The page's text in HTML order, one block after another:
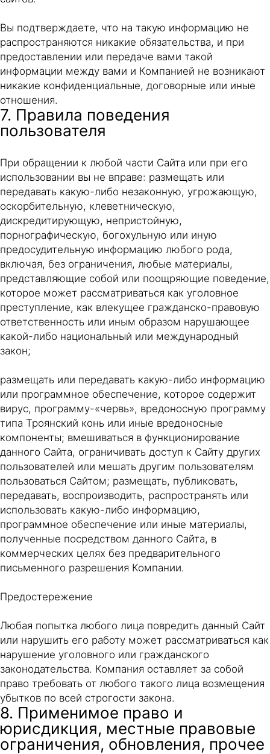
Вы подтверждаете, что на такую информацию не
распространяются никакие обязательства, и при
предоставлении или передаче вами такой
информации между вами и Компанией не возникают
никакие конфиденциальные, договорные или иные
отношения.
7. Правила поведения
пользователя
При обращении к любой части Сайта или при его
использовании вы не вправе: размещать или
передавать какую-либо незаконную, угрожающую,
оскорбительную, клеветническую,
дискредитирующую, непристойную,
порнографическую, богохульную или иную
предосудительную информацию любого рода,
включая, без ограничения, любые материалы,
представляющие собой или поощряющие поведение,
которое может рассматриваться как уголовное
преступление, как влекущее гражданско-правовую
ответственность или иным образом нарушающее
какой-либо национальный или международный
закон;
размещать или передавать какую-либо информацию
или программное обеспечение, которое содержит
вирус, программу-«червь», вредоносную программу
типа Троянский конь или иные вредоносные
компоненты; вмешиваться в функционирование
данного Сайта, ограничивать доступ к Сайту других
пользователей или мешать другим пользователям
пользоваться Сайтом; размещать, публиковать,
передавать, воспроизводить, распространять или
использовать какую-либо информацию,
программное обеспечение или иные материалы,
полученные посредством данного Сайта, в
коммерческих целях без предварительного
письменного разрешения Компании.
Предостережение
Любая попытка любого лица повредить данный Сайт
или нарушить его работу может рассматриваться как
нарушение уголовного или гражданского
законодательства. Компания оставляет за собой
право требовать от любого такого лица возмещения
убытков по всей строгости закона.
8. Применимое право и
юрисдикция, местные правовые
ограничения, обновления, прочее